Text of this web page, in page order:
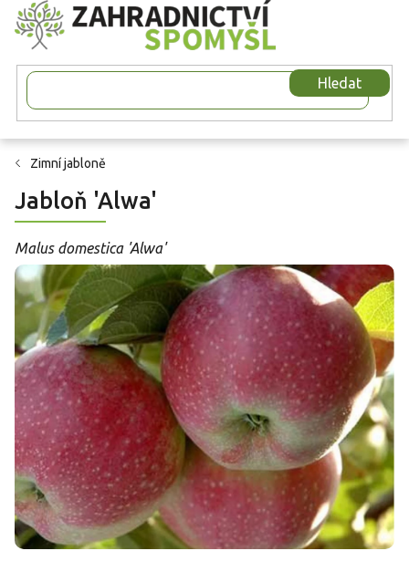
Přejít
na
obsah
Hledat
Zimní jabloně
Jabloň 'Alwa'
Malus domestica 'Alwa'